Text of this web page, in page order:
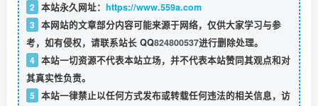
2 本站永久网址： https://www.559a.com
3 本网站的文章部分内容可能来源于网络，仅供大家学习与参
考，如有侵权，请联系站长 QQ824800537进行删除处理。
4 本站一切资源不代表本站立场，并不代表本站赞同其观点和对
其真实性负责。
5 本站一律禁止以任何方式发布或转载任何违法的相关信息，访